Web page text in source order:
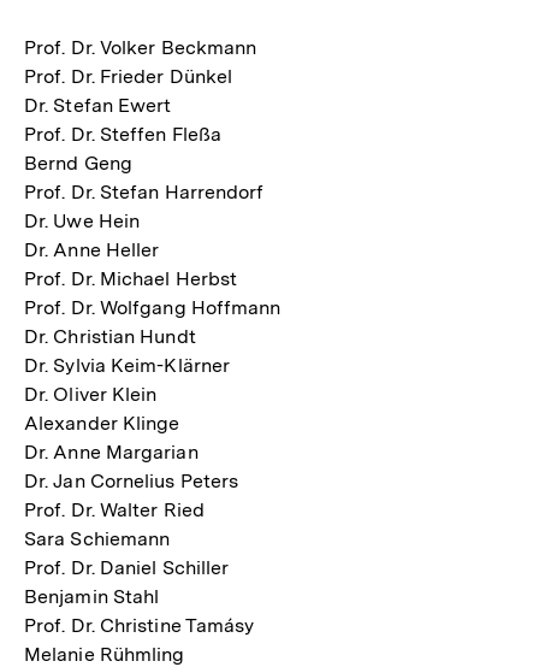
Prof. Dr. Volker Beckmann
Prof. Dr. Frieder Dünkel
Dr. Stefan Ewert
Prof. Dr. Steffen Fleßa
Bernd Geng
Prof. Dr. Stefan Harrendorf
Dr. Uwe Hein
Dr. Anne Heller
Prof. Dr. Michael Herbst
Prof. Dr. Wolfgang Hoffmann
Dr. Christian Hundt
Dr. Sylvia Keim-Klärner
Dr. Oliver Klein
Alexander Klinge
Dr. Anne Margarian
Dr. Jan Cornelius Peters
Prof. Dr. Walter Ried
Sara Schiemann
Prof. Dr. Daniel Schiller
Benjamin Stahl
Prof. Dr. Christine Tamásy
Melanie Rühmling